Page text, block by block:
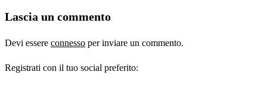
Lascia un commento
Devi essere connesso per inviare un commento.
Registrati con il tuo social preferito: